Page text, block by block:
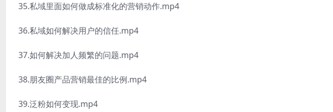
35.私域里面如何做成标准化的营销动作.mp4
36.私域如何解决用户的信任.mp4
37.如何解决加人频繁的问题.mp4
38.朋友圈产品营销最佳的比例.mp4
39.泛粉如何变现.mp4